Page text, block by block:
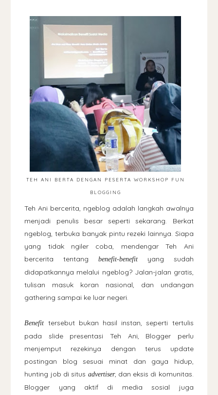
TEH ANI BERTA DENGAN PESERTA WORKSHOP FUN
BLOGGING
Teh Ani bercerita, ngeblog adalah langkah awalnya
menjadi penulis besar seperti sekarang. Berkat
ngeblog, terbuka banyak pintu rezeki lainnya. Siapa
yang tidak ngiler coba, mendengar Teh Ani
bercerita tentang benefit-benefit yang sudah
didapatkannya melalui ngeblog? Jalan-jalan gratis,
tulisan masuk koran nasional, dan undangan
gathering sampai ke luar negeri.
Benefit tersebut bukan hasil instan, seperti tertulis
pada slide presentasi Teh Ani, Blogger perlu
menjemput rezekinya dengan terus update
postingan blog sesuai minat dan gaya hidup,
hunting job di situs advertiser, dan eksis di komunitas.
Blogger yang aktif di media sosial juga